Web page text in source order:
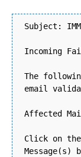
Subject:
Incoming
The
email
Affected
Click on
Message(s)